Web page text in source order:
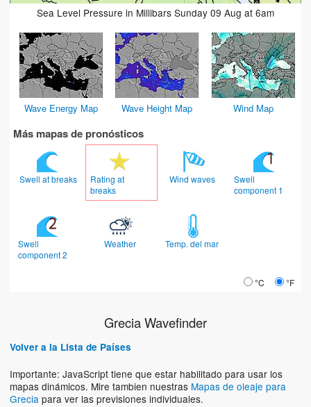
Sea Level Pressure in Millibars Sunday 09 Aug at 6am
Wave Energy Map Wave Height Map Wind Map
Más mapas de pronósticos
Swell at breaks
Rating at
breaks
Wind waves
Swell
component 1
Swell
component 2
Weather Temp. del mar
°C °F
Grecia Wavefinder
Volver a la Lista de Países
Importante: JavaScript tiene que estar habilitado para usar los
mapas dinámicos. Mire tambien nuestras Mapas de oleaje para
Grecia para ver las previsiones individuales.